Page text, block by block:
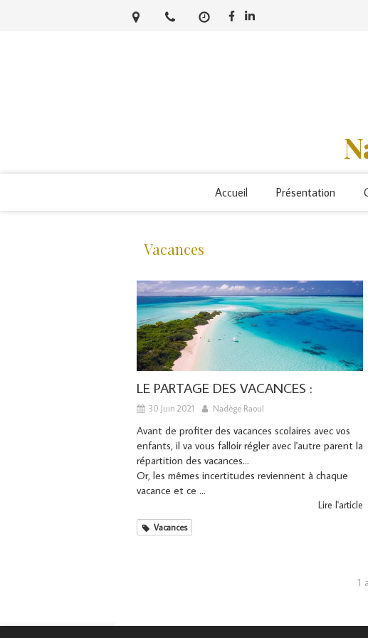
Accueil Présentation
Vacances
LE PARTAGE DES VACANCES :
30 Juin 2021 Nadège Raoul
Avant de profiter des vacances scolaires avec vos
enfants, il va vous falloir régler avec l'autre parent la
répartition des vacances…
Or, les mêmes incertitudes reviennent à chaque
vacance et ce ...
Lire l'article
Vacances
1